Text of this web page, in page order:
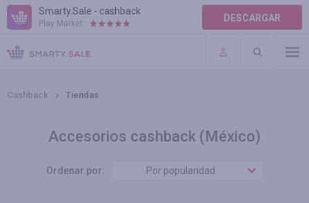
Smarty.Sale - cashback
Play Market: DESCARGAR
AYUDA
TÉRMINOS DE USO
Cashback Tiendas
Accesorios cashback (México)
Ordenar por: Por popularidad